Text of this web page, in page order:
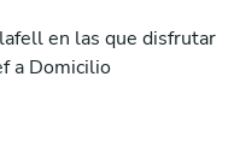
en las que disfrutar
a Domicilio